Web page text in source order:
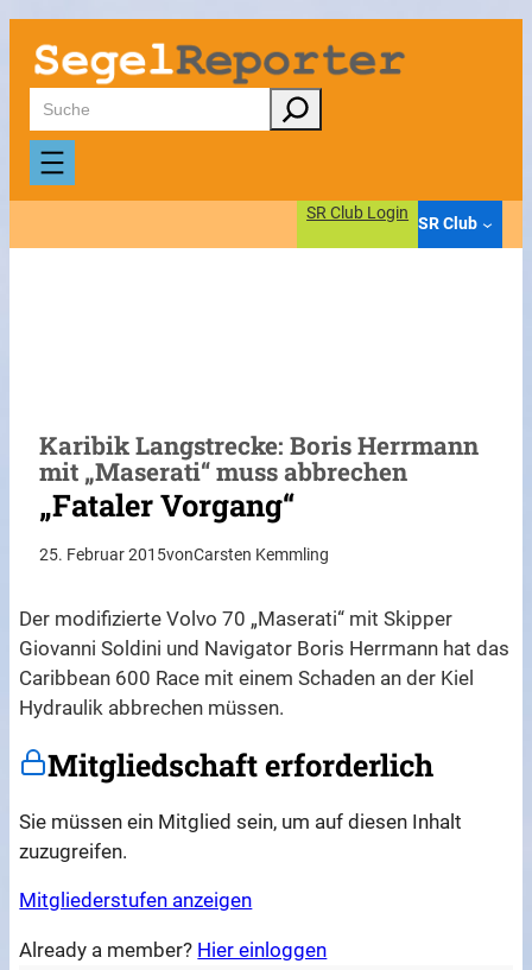
Zum
Inhalt
springen
Suchen
SR Club Login
SR Club
Karibik Langstrecke: Boris Herrmann
mit „Maserati“ muss abbrechen
„Fataler Vorgang“
25. Februar 2015vonCarsten Kemmling
Der modifizierte Volvo 70 „Maserati“ mit Skipper
Giovanni Soldini und Navigator Boris Herrmann hat das
Caribbean 600 Race mit einem Schaden an der Kiel
Hydraulik abbrechen müssen.
Mitgliedschaft erforderlich
Sie müssen ein Mitglied sein, um auf diesen Inhalt
zuzugreifen.
Mitgliederstufen anzeigen
Already a member? Hier einloggen